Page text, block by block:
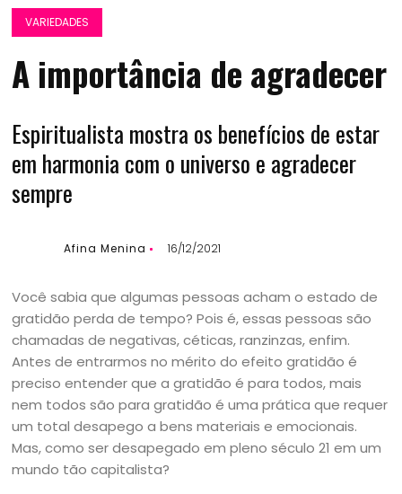
VARIEDADES
A importância de agradecer
Espiritualista mostra os benefícios de estar
em harmonia com o universo e agradecer
sempre
Afina Menina 16/12/2021
Você sabia que algumas pessoas acham o estado de
gratidão perda de tempo? Pois é, essas pessoas são
chamadas de negativas, céticas, ranzinzas, enfim.
Antes de entrarmos no mérito do efeito gratidão é
preciso entender que a gratidão é para todos, mais
nem todos são para gratidão é uma prática que requer
um total desapego a bens materiais e emocionais.
Mas, como ser desapegado em pleno século 21 em um
mundo tão capitalista?